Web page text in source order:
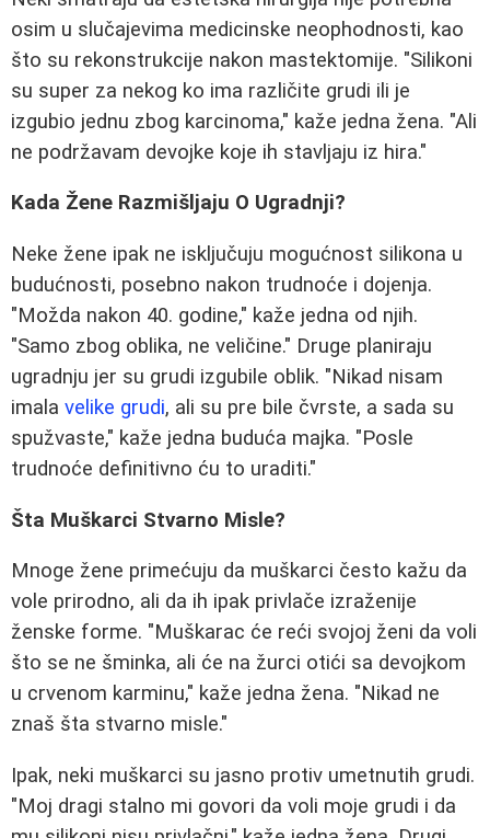
osim u slučajevima medicinske neophodnosti, kao
što su rekonstrukcije nakon mastektomije. "Silikoni
su super za nekog ko ima različite grudi ili je
izgubio jednu zbog karcinoma," kaže jedna žena. "Ali
ne podržavam devojke koje ih stavljaju iz hira."
Kada Žene Razmišljaju O Ugradnji?
Neke žene ipak ne isključuju mogućnost silikona u
budućnosti, posebno nakon trudnoće i dojenja.
"Možda nakon 40. godine," kaže jedna od njih.
"Samo zbog oblika, ne veličine." Druge planiraju
ugradnju jer su grudi izgubile oblik. "Nikad nisam
imala velike grudi, ali su pre bile čvrste, a sada su
spužvaste," kaže jedna buduća majka. "Posle
trudnoće definitivno ću to uraditi."
Šta Muškarci Stvarno Misle?
Mnoge žene primećuju da muškarci često kažu da
vole prirodno, ali da ih ipak privlače izraženije
ženske forme. "Muškarac će reći svojoj ženi da voli
što se ne šminka, ali će na žurci otići sa devojkom
u crvenom karminu," kaže jedna žena. "Nikad ne
znaš šta stvarno misle."
Ipak, neki muškarci su jasno protiv umetnutih grudi.
"Moj dragi stalno mi govori da voli moje grudi i da